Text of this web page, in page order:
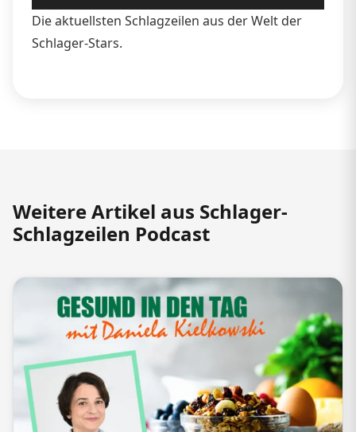
Player
Die aktuellsten Schlagzeilen aus der Welt der
Schlager-Stars.
Weitere Artikel aus Schlager-
Schlagzeilen Podcast